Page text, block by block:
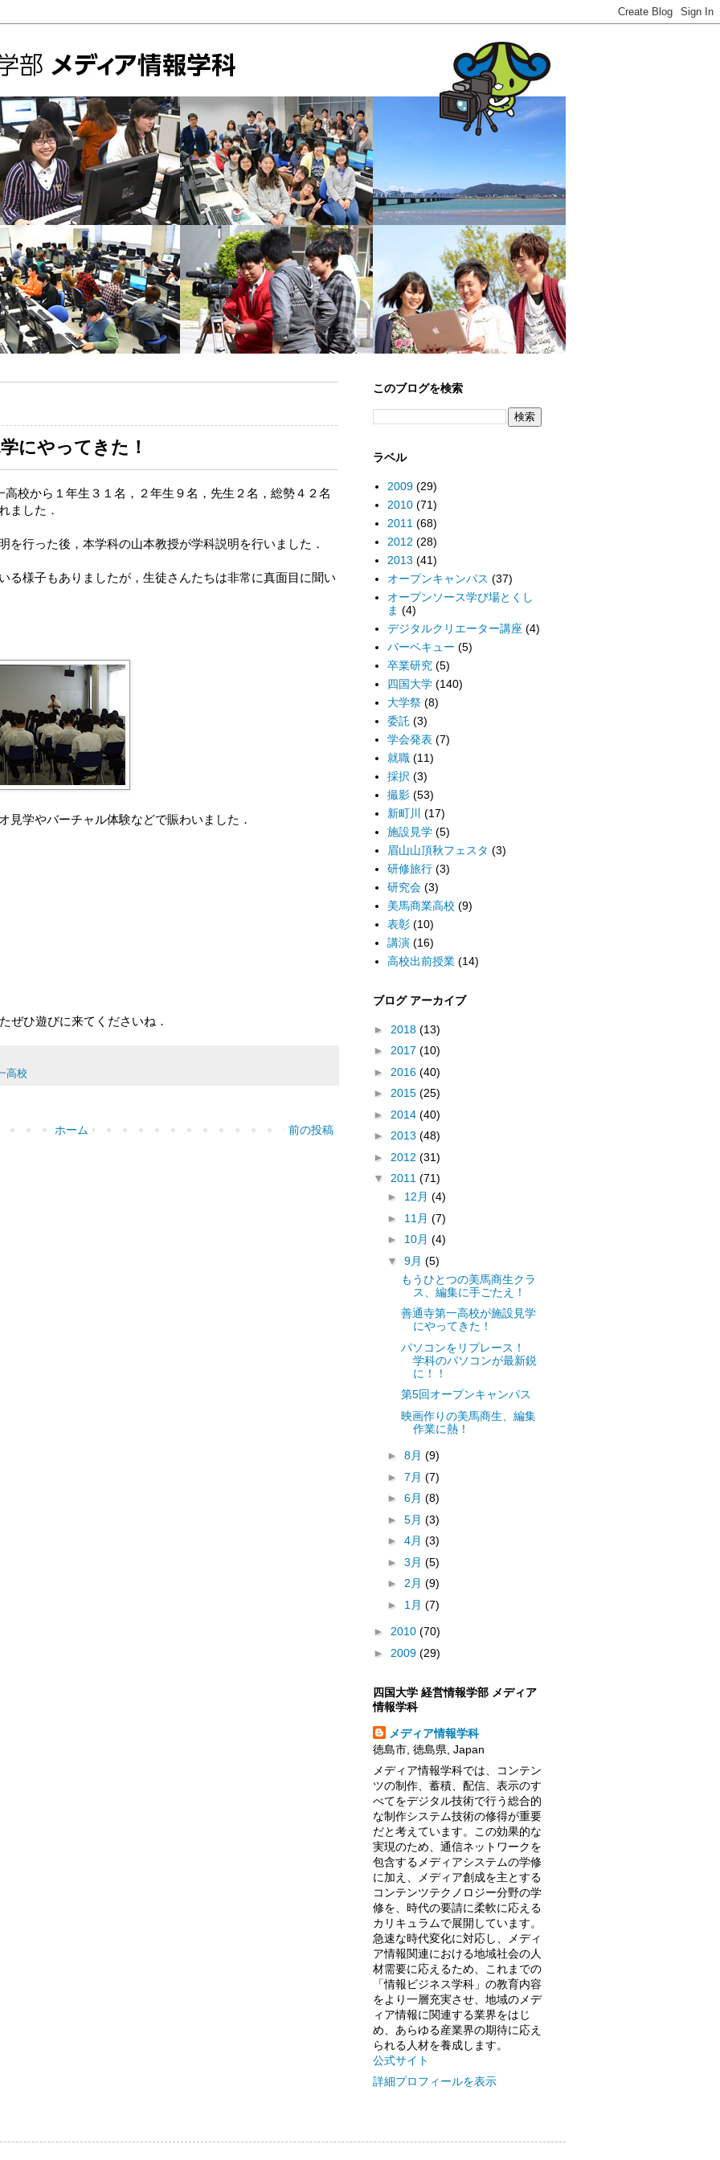
にやってきた！
校から１年生３１名，２年生９名，先生２名，総勢４２名
ました．
を行った後，本学科の山本教授が学科説明を行いました．
る様子もありましたが，生徒さんたちは非常に真面目に聞い
見学やバーチャル体験などで賑わいました．
ぜひ遊びに来てくださいね．
高校
前の投稿
ホーム
このブログを検索
ラベル
2009 (29)
2010 (71)
2011 (68)
2012 (28)
2013 (41)
オープンキャンパス (37)
オープンソース学び場とくし
ま (4)
デジタルクリエーター講座 (4)
バーベキュー (5)
卒業研究 (5)
四国大学 (140)
大学祭 (8)
委託 (3)
学会発表 (7)
就職 (11)
採択 (3)
撮影 (53)
新町川 (17)
施設見学 (5)
眉山山頂秋フェスタ (3)
研修旅行 (3)
研究会 (3)
美馬商業高校 (9)
表彰 (10)
講演 (16)
高校出前授業 (14)
ブログ アーカイブ
► 2018 (13)
► 2017 (10)
► 2016 (40)
► 2015 (25)
► 2014 (40)
► 2013 (48)
► 2012 (31)
▼ 2011 (71)
► 12月 (4)
► 11月 (7)
► 10月 (4)
▼ 9月 (5)
もうひとつの美馬商生クラ
ス、編集に手ごたえ！
善通寺第一高校が施設見学
にやってきた！
パソコンをリプレース！
学科のパソコンが最新鋭
に！！
第5回オープンキャンパス
映画作りの美馬商生、編集
作業に熱！
► 8月 (9)
► 7月 (7)
► 6月 (8)
► 5月 (3)
► 4月 (3)
► 3月 (5)
► 2月 (9)
► 1月 (7)
► 2010 (70)
► 2009 (29)
四国大学 経営情報学部 メディア
情報学科
メディア情報学科
徳島市, 徳島県, Japan
メディア情報学科では、コンテン
ツの制作、蓄積、配信、表示のす
べてをデジタル技術で行う総合的
な制作システム技術の修得が重要
だと考えています。この効果的な
実現のため、通信ネットワークを
包含するメディアシステムの学修
に加え、メディア創成を主とする
コンテンツテクノロジー分野の学
修を、時代の要請に柔軟に応える
カリキュラムで展開しています。
急速な時代変化に対応し、メディ
ア情報関連における地域社会の人
材需要に応えるため、これまでの
「情報ビジネス学科」の教育内容
をより一層充実させ、地域のメデ
ィア情報に関連する業界をはじ
め、あらゆる産業界の期待に応え
られる人材を養成します。
公式サイト
詳細プロフィールを表示